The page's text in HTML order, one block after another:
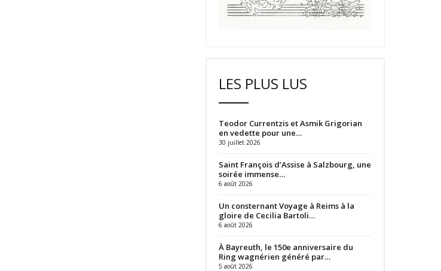
LES PLUS LUS
Teodor Currentzis et Asmik Grigorian
en vedette pour une…
30 juillet 2026
Saint François d’Assise à Salzbourg, une
soirée immense…
6 août 2026
Un consternant Voyage à Reims à la
gloire de Cecilia Bartoli…
6 août 2026
À Bayreuth, le 150e anniversaire du
Ring wagnérien généré par…
5 août 2026